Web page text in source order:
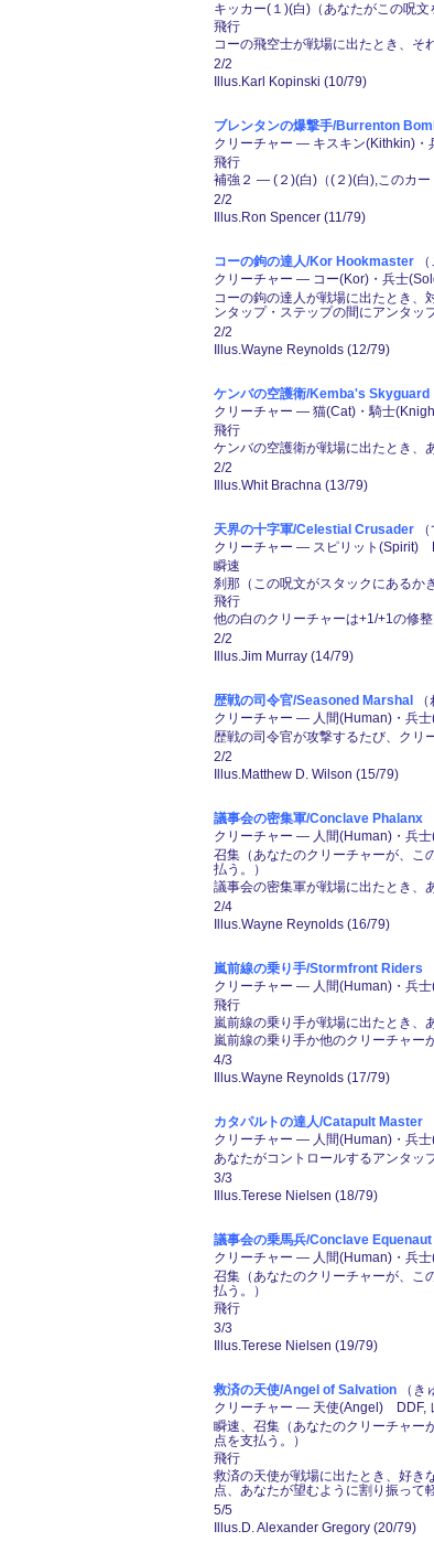
キッカー(１)(白)（あなたがこの呪
飛行
コーの飛空士が戦場に出たとき、そ
2/2
Illus.Karl Kopinski (10/79)
ブレンタンの爆撃手/Burrenton
クリーチャー ― キスキン(Kithkin)
飛行
補強２ ― (２)(白)（(２)(白),このカー
2/2
Illus.Ron Spencer (11/79)
コーの鉤の達人/Kor Hookmaster
クリーチャー ― コー(Kor)・兵士
コーの鉤の達人が戦場に出たとき、
ンタップ・ステップの間にアンタッ
2/2
Illus.Wayne Reynolds (12/79)
ケンバの空護衛/Kemba's Skyguard
クリーチャー ― 猫(Cat)・騎士
飛行
ケンバの空護衛が戦場に出たとき、
2/2
Illus.Whit Brachna (13/79)
天界の十字軍/Celestial Crusader
クリーチャー ― スピリット(Spirit)
瞬速
刹那（この呪文がスタックにあるか
飛行
他の白のクリーチャーは+1/+1の修整
2/2
Illus.Jim Murray (14/79)
歴戦の司令官/Seasoned Marshal
クリーチャー ― 人間(Human)・兵
歴戦の司令官が攻撃するたび、クリ
2/2
Illus.Matthew D. Wilson (15/79)
議事会の密集軍/Conclave Phalanx
クリーチャー ― 人間(Human)・兵
召集（あなたのクリーチャーが、こ
払う。）
議事会の密集軍が戦場に出たとき、
2/4
Illus.Wayne Reynolds (16/79)
嵐前線の乗り手/Stormfront Riders
クリーチャー ― 人間(Human)・兵
飛行
嵐前線の乗り手が戦場に出たとき、
嵐前線の乗り手か他のクリーチャー
4/3
Illus.Wayne Reynolds (17/79)
カタパルトの達人/Catapult Master
クリーチャー ― 人間(Human)・兵
あなたがコントロールするアンタッ
3/3
Illus.Terese Nielsen (18/79)
議事会の乗馬兵/Conclave Equenaut
クリーチャー ― 人間(Human)・兵
召集（あなたのクリーチャーが、こ
払う。）
飛行
3/3
Illus.Terese Nielsen (19/79)
救済の天使/Angel of Salvation （き
クリーチャー ― 天使(Angel) DDF,
瞬速、召集（あなたのクリーチャー
点を支払う。）
飛行
救済の天使が戦場に出たとき、好き
点、あなたが望むように割り振って
5/5
Illus.D. Alexander Gregory (20/79)